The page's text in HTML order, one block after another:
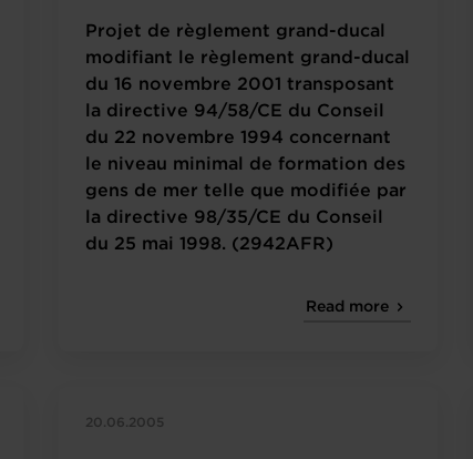
Projet de règlement grand-ducal
modifiant le règlement grand-ducal
du 16 novembre 2001 transposant
la directive 94/58/CE du Conseil
du 22 novembre 1994 concernant
le niveau minimal de formation des
gens de mer telle que modifiée par
la directive 98/35/CE du Conseil
du 25 mai 1998. (2942AFR)
Read more
20.06.2005